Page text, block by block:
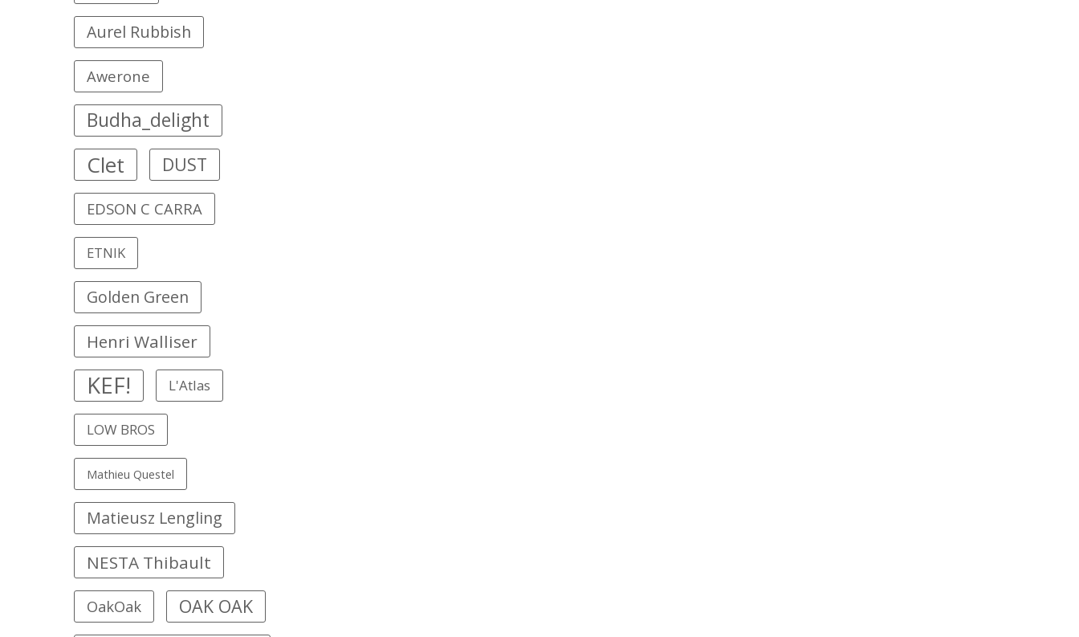
Aurel Rubbish
Awerone
Budha_delight
Clet DUST
EDSON C CARRA
ETNIK
Golden Green
Henri Walliser
KEF! L'Atlas
LOW BROS
Mathieu Questel
Matieusz Lengling
NESTA Thibault
OakOak OAK OAK